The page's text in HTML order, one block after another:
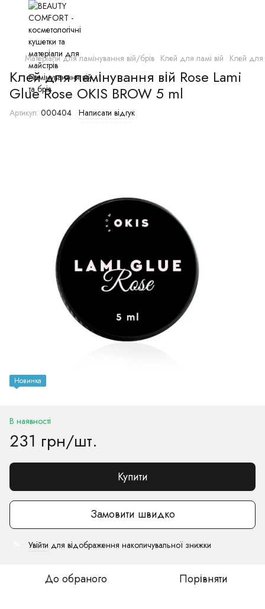
Матеріали для ламінування вій/брів Клей для ламі вій Клей для
Клей для ламінування вій Rose Lami
Glue Rose OKIS BROW 5 ml
Артикул: 000404 Написати відгук
Новинка
В наявності
231 грн/шт.
Купити
Замовити швидко
Увійти для відображення накопичувальної знижки
До обраного Порівняти